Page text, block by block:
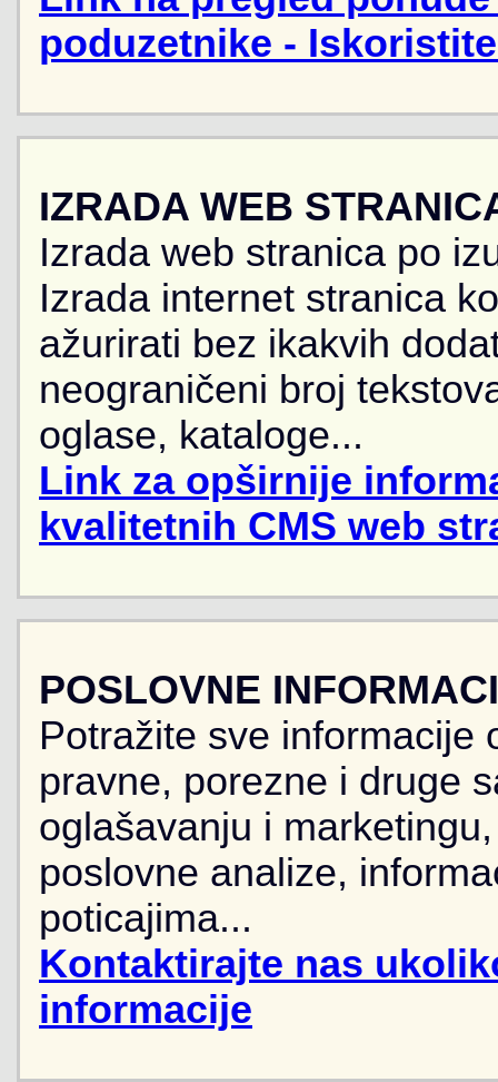
poduzetnike -
IZRADA WEB
Izrada web stranica po
Izrada internet stranica
ažurirati bez ikakvih
neograničeni broj
oglase, kataloge...
Link za opširnije
kvalitetnih CMS web
POSLOVNE
Potražite sve informacije
pravne, porezne i druge
oglašavanju i
poslovne analize,
poticajima...
Kontaktirajte nas
informacije